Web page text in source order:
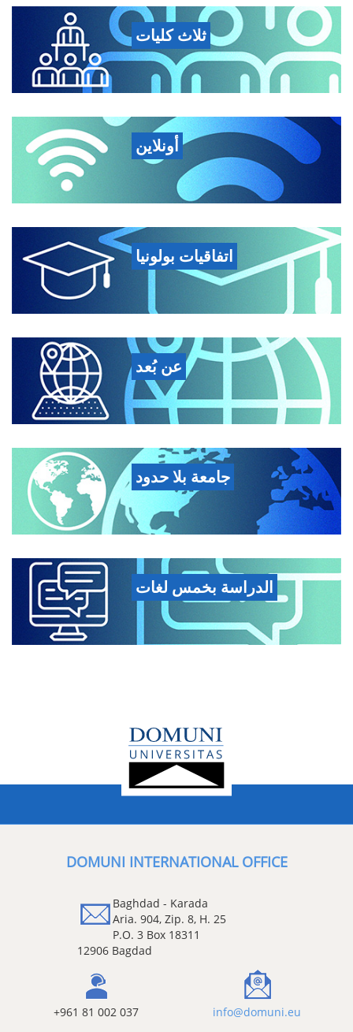
ثلاث كليات
أونلاين
اتفاقيات بولونيا
عن بُعد
جامعة بلا حدود
الدراسة بخمس لغات
DOMUNI INTERNATIONAL OFFICE
Baghdad - Karada
Aria. 904, Zip. 8, H. 25
P.O. 3 Box 18311
12906 Bagdad
+961 81 002 037 info@domuni.eu